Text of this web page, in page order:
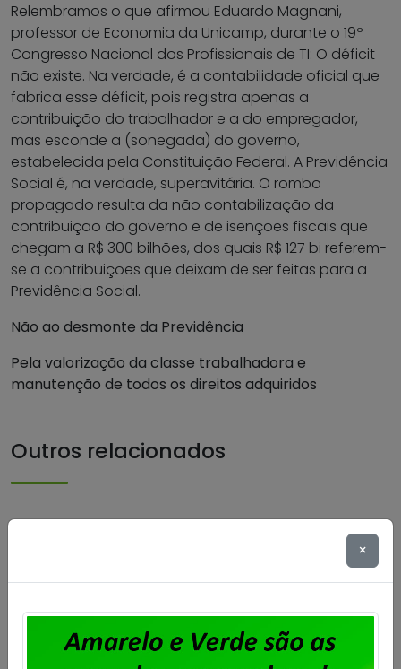
Relembramos o que afirmou Eduardo Magnani,
professor de Economia da Unicamp, durante o 19º
Congresso Nacional dos Profissionais de TI: O déficit
não existe. Na verdade, é a contabilidade oficial que
fabrica esse déficit, pois registra apenas a
contribuição do trabalhador e a do empregador,
mas esconde a (sonegada) do governo,
estabelecida pela Constituição Federal. A Previdência
Social é, na verdade, superavitária. O rombo
propagado resulta da não contabilização da
contribuição do governo e de isenções fiscais que
chegam a R$ 300 bilhões, dos quais R$ 127 bi referem-
se a contribuições que deixam de ser feitas para a
Previdência Social.
Não ao desmonte da Previdência
Pela valorização da classe trabalhadora e
manutenção de todos os direitos adquiridos
Outros relacionados
×